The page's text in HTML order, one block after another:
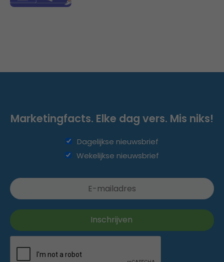
Marketingfacts. Elke dag vers. Mis niks!
Dagelijkse nieuwsbrief
Wekelijkse nieuwsbrief